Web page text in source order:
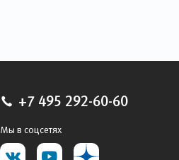
+7 495 292-60-60
Мы в соцсетях